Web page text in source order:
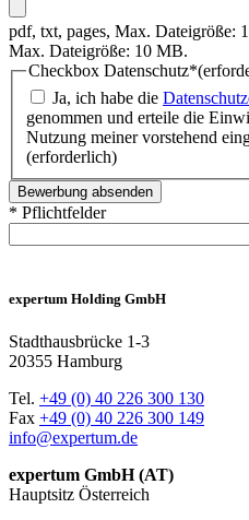
pdf, txt, pages, Max. Dateigröße:
Max. Dateigröße: 10 MB.
Checkbox Datenschutz*
Ja, ich habe die
genommen und erteile die
Nutzung meiner vorstehend
(erforderlich)
* Pflichtfelder
expertum Holding GmbH
Stadthausbrücke 1-3
20355 Hamburg
Tel. +49 (0) 40 226 300 130
Fax +49 (0) 40 226 300 149
info@expertum.de
expertum GmbH (AT)
Hauptsitz Österreich